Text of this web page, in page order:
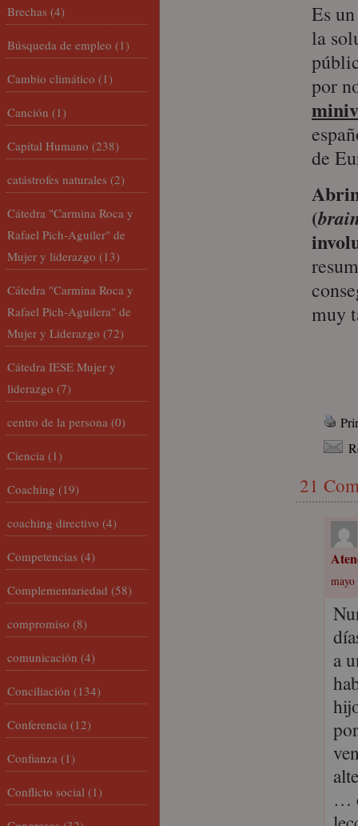
Es
la
por
de
(
muy
21
mayo
a
…
Brechas (4)
Búsqueda de empleo (1)
Cambio climático (1)
Canción (1)
Capital Humano (238)
catástrofes naturales (2)
Cátedra "Carmina Roca y
Rafael Pich-Aguiler" de
Mujer y liderazgo (13)
Cátedra "Carmina Roca y
Rafael Pich-Aguilera" de
Mujer y Liderazgo (72)
Cátedra IESE Mujer y
liderazgo (7)
centro de la persona (0)
Ciencia (1)
Coaching (19)
coaching directivo (4)
Competencias (4)
Complementariedad (58)
compromiso (8)
comunicación (4)
Conciliación (134)
Conferencia (12)
Confianza (1)
Conflicto social (1)